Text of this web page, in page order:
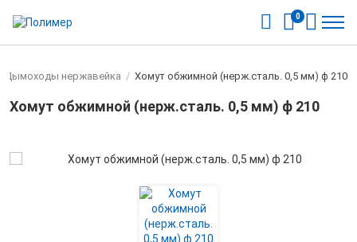
0
Дымоходы нержавейка / Хомут обжимной (нерж.сталь. 0,5 мм) ф 210
Хомут обжимной (нерж.сталь. 0,5 мм) ф 210